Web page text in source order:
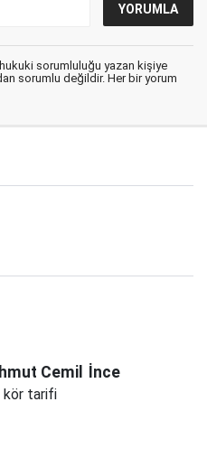
hukuki sorumluluğu yazan kişiye
sorumlu değildir. Her bir yorum
Cemil İnce
kör tarifi